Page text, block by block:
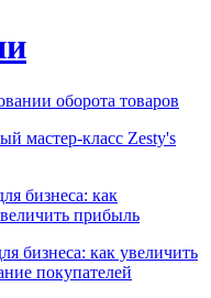
оборота товаров
мастер-класс Zesty's
бизнеса: как
прибыль
бизнеса: как увеличить
покупателей